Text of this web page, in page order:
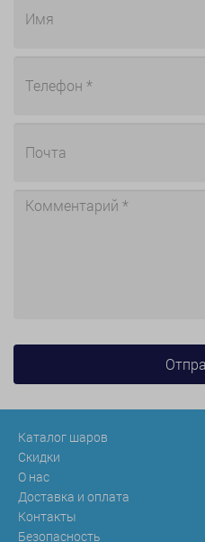
Каталог шаров
Скидки
О нас
Доставка и оплата
Контакты
Безопасность